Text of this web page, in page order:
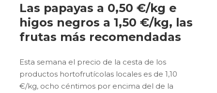
Las papayas a 0,50 €/kg e
higos negros a 1,50 €/kg, las
frutas más recomendadas
Esta semana el precio de la cesta de los
productos hortofrutícolas locales es de 1,10
€/kg, ocho céntimos por encima del de la